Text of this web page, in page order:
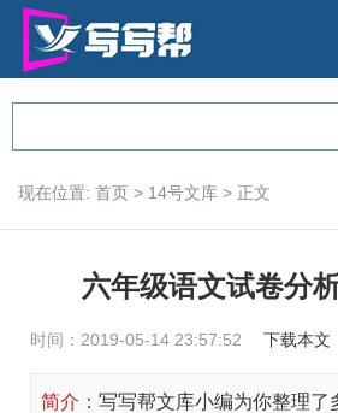
现在位置: 首页 > 14号文库 > 正文
六年级语文试卷分
时间：2019-05-14 23:57:52 下载本文
简介： 写写帮文库小编为你整理了